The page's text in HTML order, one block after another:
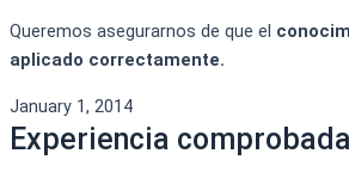
Queremos asegurarnos de que el
aplicado correctamente.
January 1, 2014
Experiencia comprobada